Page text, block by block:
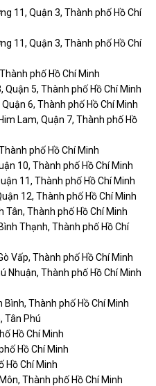
11, Quận 3, Thành phố Hồ Chí
11, Quận 3, Thành phố Hồ Chí
phố Hồ Chí Minh
Quận 5, Thành phố Hồ Chí Minh
6, Thành phố Hồ Chí Minh
Lam, Quận 7, Thành phố Hồ
phố Hồ Chí Minh
10, Thành phố Hồ Chí Minh
11, Thành phố Hồ Chí Minh
12, Thành phố Hồ Chí Minh
Tân, Thành phố Hồ Chí Minh
Thạnh, Thành phố Hồ Chí
Vấp, Thành phố Hồ Chí Minh
Nhuận, Thành phố Hồ Chí Minh
Bình, Thành phố Hồ Chí Minh
Tân Phú
Hồ Chí Minh
Hồ Chí Minh
Hồ Chí Minh
Thành phố Hồ Chí Minh